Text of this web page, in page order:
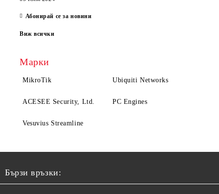
Абонирай се за новини
Виж всички
Марки
MikroTik Ubiquiti Networks
ACESEE Security, Ltd. PC Engines
Vesuvius Streamline
Бързи връзки: